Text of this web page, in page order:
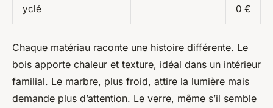
yclé
0 €
Chaque matériau raconte une histoire différente. Le
bois apporte chaleur et texture, idéal dans un intérieur
familial. Le marbre, plus froid, attire la lumière mais
demande plus d’attention. Le verre, même s’il semble